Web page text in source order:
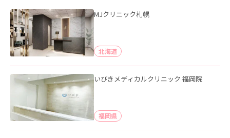
MJクリニック札幌
北海道
いびきメディカルクリニック 福岡院
福岡県